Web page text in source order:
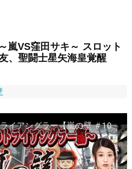
嵐VS窪田サキ～ スロット
、聖闘士星矢海皇覚醒
★推し！：漆黒のトライアングラー【嵐の壁 ＃10～嵐VS窪田サキ～】スロット前編《蒼天の拳 朋友、聖闘士星矢海皇覚醒SP》